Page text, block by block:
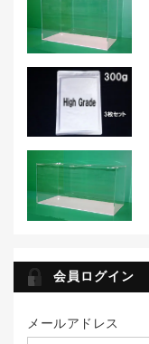
会員ログイン
メールアドレス